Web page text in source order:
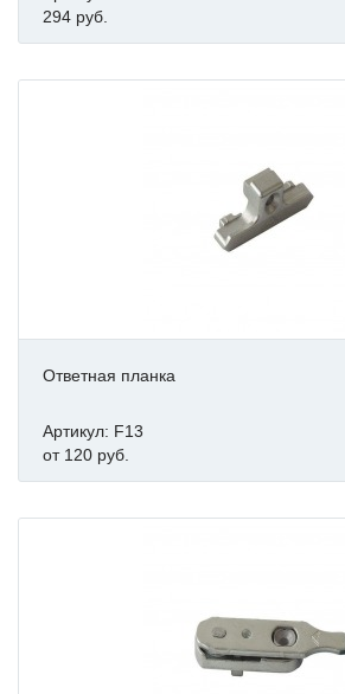
294 руб.
Ответная планка
Артикул: F13
от 120 руб.